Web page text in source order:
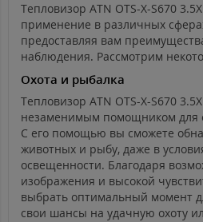
Тепловизор ATN OTS-X-S670
применение в различных
предоставляя вам
наблюдения. Рассмотрим
Охота и рыбалка
Тепловизор ATN OTS-X-S670
незаменимым помощником для
С его помощью вы сможете
животных и рыбу, даже в
освещенности. Благодаря
изображения и высокой
выбрать оптимальный момент
свои шансы на удачную охоту